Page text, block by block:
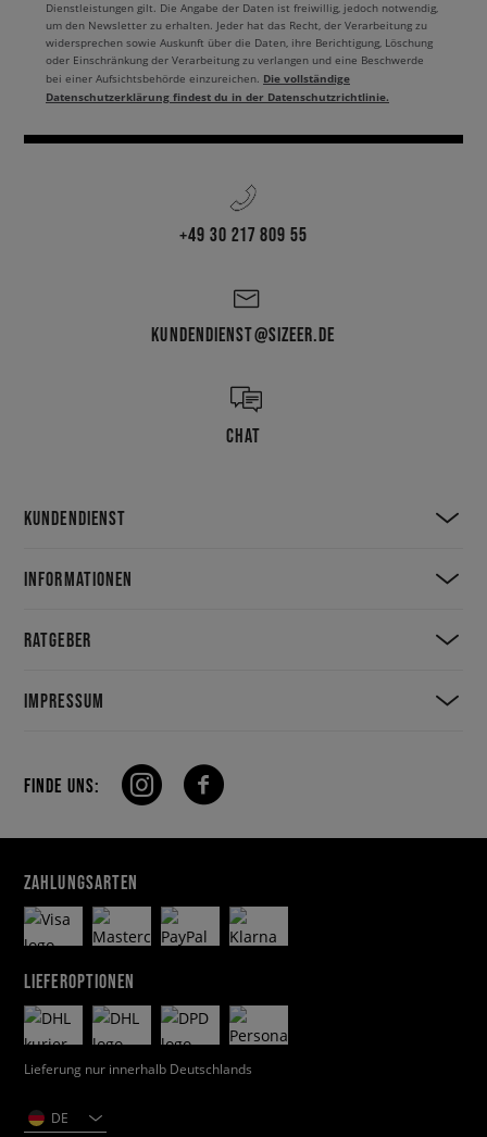
Dienstleistungen gilt. Die Angabe der Daten ist freiwillig, jedoch notwendig,
um den Newsletter zu erhalten. Jeder hat das Recht, der Verarbeitung zu
widersprechen sowie Auskunft über die Daten, ihre Berichtigung, Löschung
oder Einschränkung der Verarbeitung zu verlangen und eine Beschwerde
bei einer Aufsichtsbehörde einzureichen. Die vollständige
Datenschutzerklärung findest du in der Datenschutzrichtlinie.
+49 30 217 809 55
KUNDENDIENST@SIZEER.DE
CHAT
KUNDENDIENST
INFORMATIONEN
RATGEBER
IMPRESSUM
FINDE UNS:
ZAHLUNGSARTEN
LIEFEROPTIONEN
Lieferung nur innerhalb Deutschlands
DE